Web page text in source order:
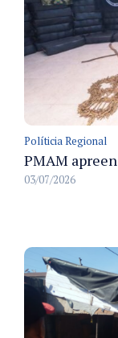
Políticia Regional
03/07/2026